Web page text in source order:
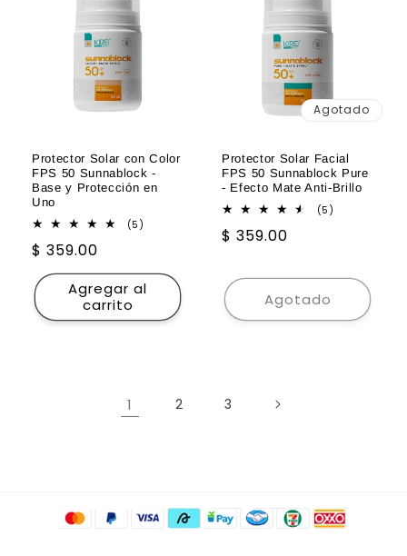
Protector Solar con Color
FPS 50 Sunnablock -
Base y Protección en
Uno
(5)
Precio
habitual
$ 359.00
Agregar al
carrito
Agotado
Protector Solar Facial
FPS 50 Sunnablock Pure
- Efecto Mate Anti-Brillo
(5)
Precio
$ 359.00
Agotado
1 2 3